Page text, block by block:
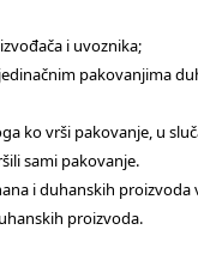
i uvoznika;
pakovanjima
ko vrši pakovanje, u
sami pakovanje.
i duhanskih proizvoda
proizvoda.